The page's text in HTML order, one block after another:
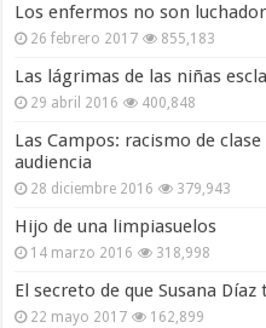
Los enfermos no son
26 febrero 2017 855,183
Las lágrimas de las niñas
29 abril 2016 400,848
Las Campos: racismo de
audiencia
28 diciembre 2016 379,943
Hijo de una limpiasuelos
14 marzo 2016 318,998
El secreto de que Susana
22 mayo 2017 162,899